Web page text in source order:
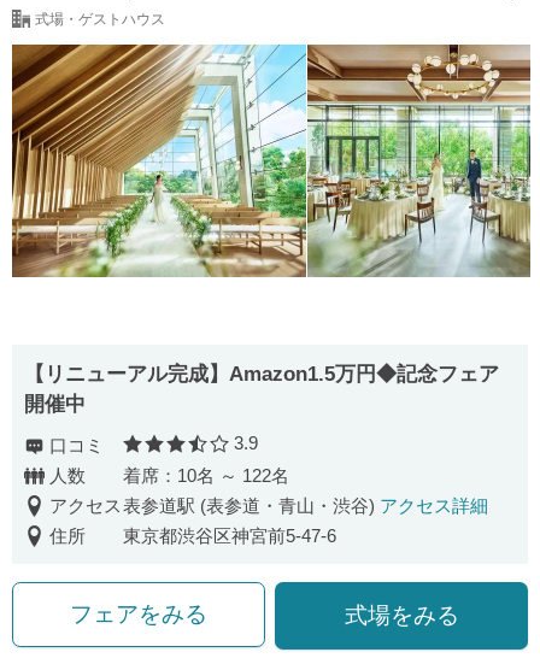
式場・ゲストハウス
【リニューアル完成】Amazon1.5万円◆記念フェア
開催中
口コミ 口コミ評価
3.9
人数
着席：10名 ～ 122名
アクセス表参道駅 (表参道・青山・渋谷) アクセス詳細
住所
東京都渋谷区神宮前5-47-6
フェアをみる 式場をみる